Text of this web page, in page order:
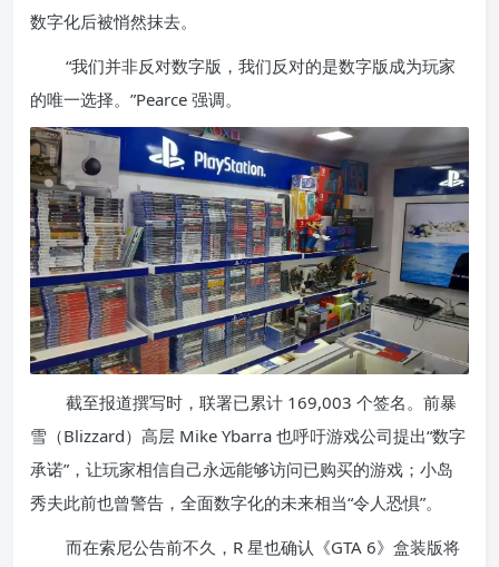
数字化后被悄然抹去。
“我们并非反对数字版，我们反对的是数字版成为玩家
的唯一选择。”Pearce 强调。
截至报道撰写时，联署已累计 169,003 个签名。前暴
雪（Blizzard）高层 Mike Ybarra 也呼吁游戏公司提出“数字
承诺”，让玩家相信自己永远能够访问已购买的游戏；小岛
秀夫此前也曾警告，全面数字化的未来相当“令人恐惧”。
而在索尼公告前不久，R 星也确认《GTA 6》盒装版将